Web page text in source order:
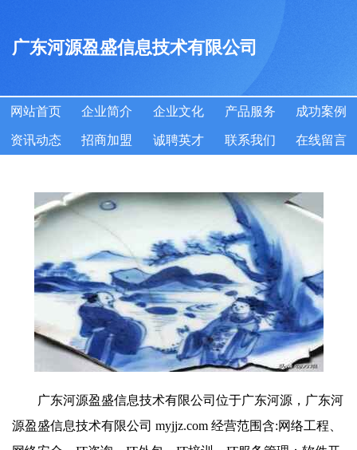
广东河源盈盛信息技术有限公司
网站首页 企业简介 企业文化 产品服务 成功案例
资讯动态 招商加盟 诚聘英才 联系我们 在线留言
广东河源盈盛信息技术有限公司位于广东河源，广东河
源盈盛信息技术有限公司 myjjz.com 经营范围含:网络工程、